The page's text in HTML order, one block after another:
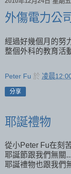
外傷電力公
經過好幾個月的努
整個外科的教育活
Peter Fu 於 凌晨
分享
耶誕禮物
從小Peter Fu在刻
耶誕節跟我們無關...
耶誕禮物也跟我們